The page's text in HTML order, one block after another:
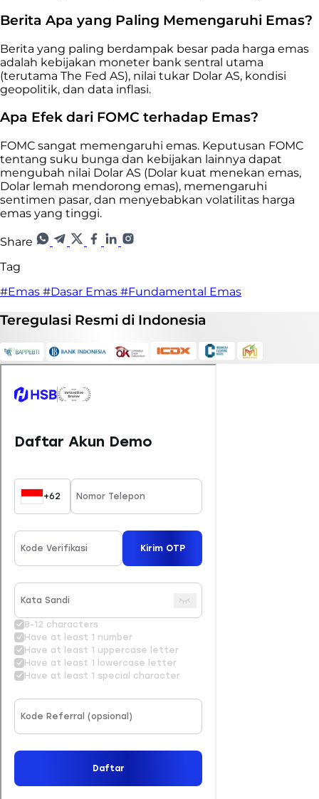
Berita Apa yang Paling Memengaruhi Emas?
Berita yang paling berdampak besar pada harga emas
adalah kebijakan moneter bank sentral utama
(terutama The Fed AS), nilai tukar Dolar AS, kondisi
geopolitik, dan data inflasi.
Apa Efek dari FOMC terhadap Emas?
FOMC sangat memengaruhi emas. Keputusan FOMC
tentang suku bunga dan kebijakan lainnya dapat
mengubah nilai Dolar AS (Dolar kuat menekan emas,
Dolar lemah mendorong emas), memengaruhi
sentimen pasar, dan menyebabkan volatilitas harga
emas yang tinggi.
Share
Tag
#Emas #Dasar Emas #Fundamental Emas
Teregulasi Resmi di Indonesia